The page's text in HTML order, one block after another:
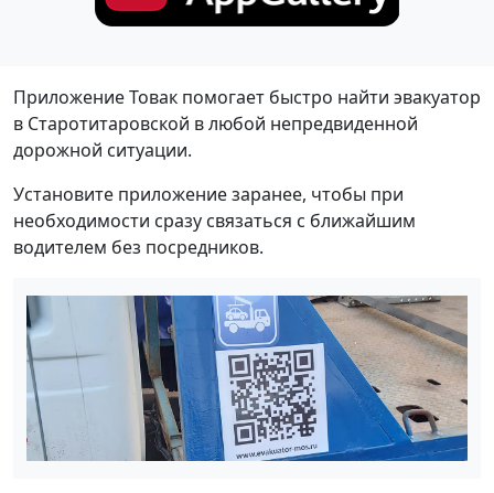
Приложение Товак помогает быстро найти эвакуатор
в Старотитаровской в любой непредвиденной
дорожной ситуации.
Установите приложение заранее, чтобы при
необходимости сразу связаться с ближайшим
водителем без посредников.